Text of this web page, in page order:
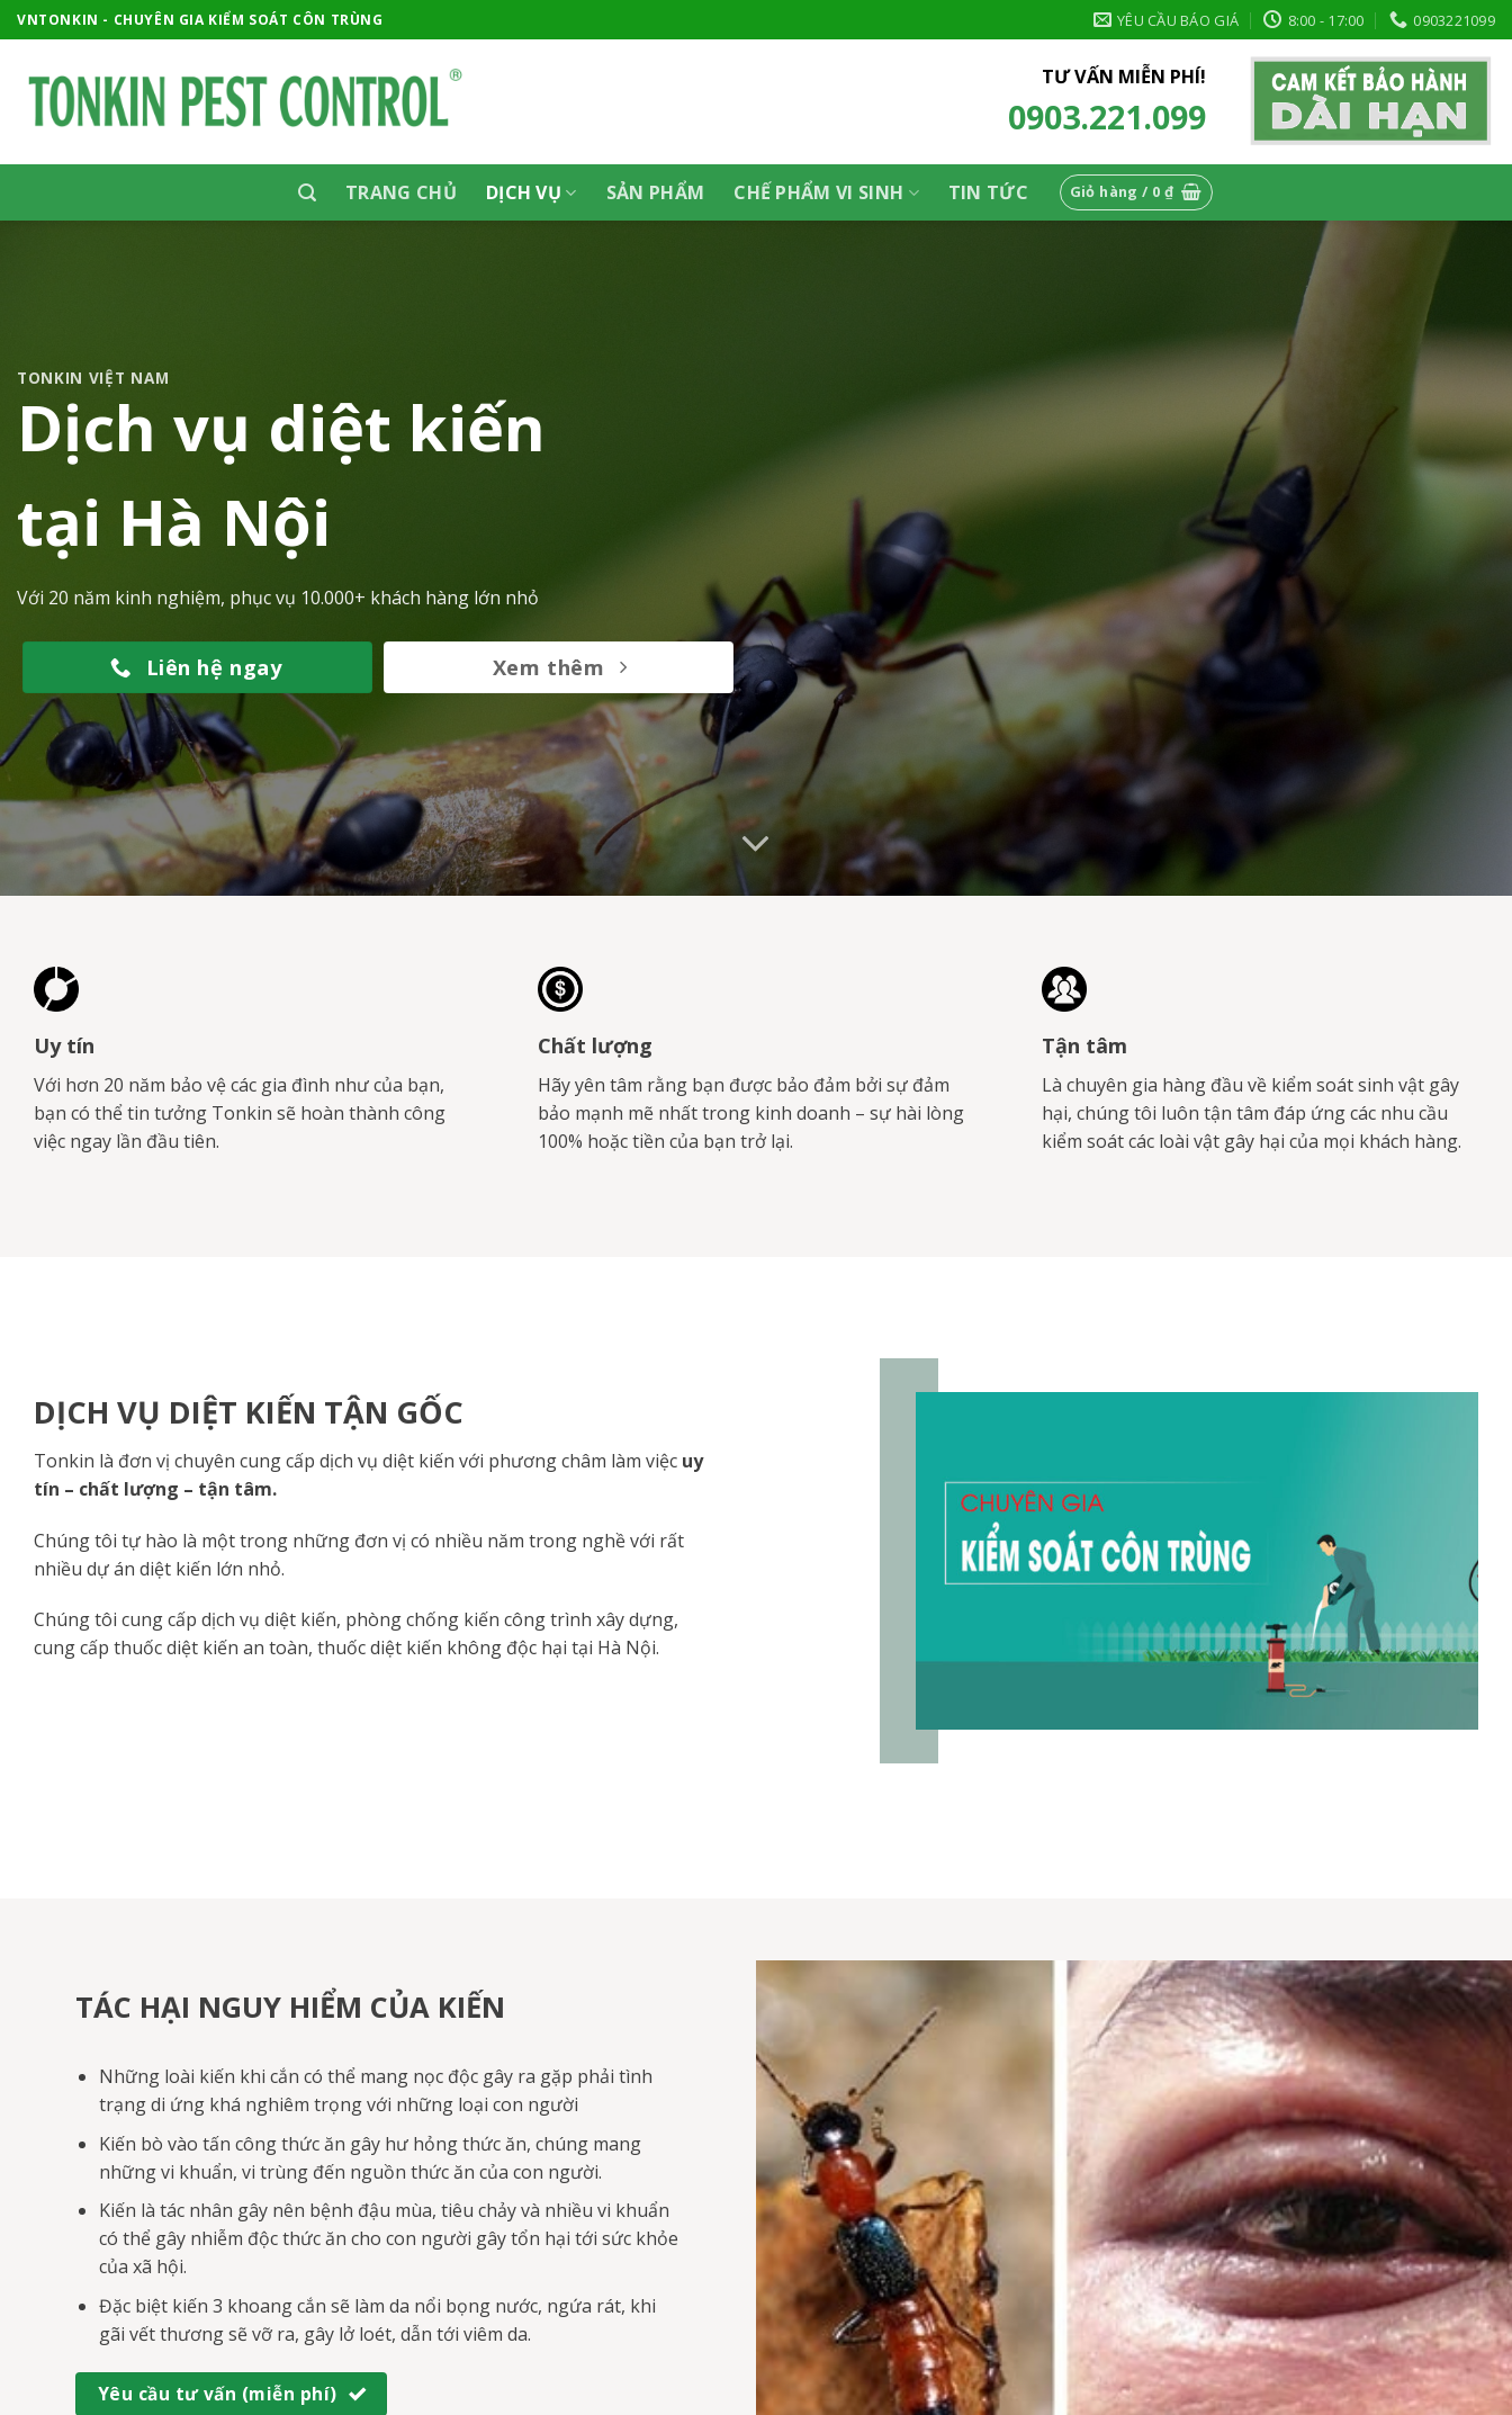
Skip
to
VNTONKIN - CHUYÊN GIA KIỂM SOÁT CÔN TRÙNG YÊU CẦU BÁO GIÁ 8:00 - 17:00 0903221099
TƯ VẤN MIỄN PHÍ!
0903.221.099
TRANG CHỦ DỊCH VỤ SẢN PHẨM CHẾ PHẨM VI SINH TIN TỨC Giỏ hàng / 0 ₫
TONKIN VIỆT NAM
Dịch vụ diệt kiến
tại Hà Nội
Với 20 năm kinh nghiệm, phục vụ 10.000+ khách hàng lớn nhỏ
Liên hệ ngay Xem thêm
Uy tín
Với hơn 20 năm bảo vệ các gia đình như của bạn,
bạn có thể tin tưởng Tonkin sẽ hoàn thành công
việc ngay lần đầu tiên.
Chất lượng
Hãy yên tâm rằng bạn được bảo đảm bởi sự đảm
bảo mạnh mẽ nhất trong kinh doanh – sự hài lòng
100% hoặc tiền của bạn trở lại.
Tận tâm
Là chuyên gia hàng đầu về kiểm soát sinh vật gây
hại, chúng tôi luôn tận tâm đáp ứng các nhu cầu
kiểm soát các loài vật gây hại của mọi khách hàng.
DỊCH VỤ DIỆT KIẾN TẬN GỐC
Tonkin là đơn vị chuyên cung cấp dịch vụ diệt kiến với phương châm làm việc uy
tín – chất lượng – tận tâm.
Chúng tôi tự hào là một trong những đơn vị có nhiều năm trong nghề với rất
nhiều dự án diệt kiến lớn nhỏ.
Chúng tôi cung cấp dịch vụ diệt kiến, phòng chống kiến công trình xây dựng,
cung cấp thuốc diệt kiến an toàn, thuốc diệt kiến không độc hại tại Hà Nội.
TÁC HẠI NGUY HIỂM CỦA KIẾN
Những loài kiến khi cắn có thể mang nọc độc gây ra gặp phải tình
trạng di ứng khá nghiêm trọng với những loại con người
Kiến bò vào tấn công thức ăn gây hư hỏng thức ăn, chúng mang
những vi khuẩn, vi trùng đến nguồn thức ăn của con người.
Kiến là tác nhân gây nên bệnh đậu mùa, tiêu chảy và nhiều vi khuẩn
có thể gây nhiễm độc thức ăn cho con người gây tổn hại tới sức khỏe
của xã hội.
Đặc biệt kiến 3 khoang cắn sẽ làm da nổi bọng nước, ngứa rát, khi
gãi vết thương sẽ vỡ ra, gây lở loét, dẫn tới viêm da.
Yêu cầu tư vấn (miễn phí)